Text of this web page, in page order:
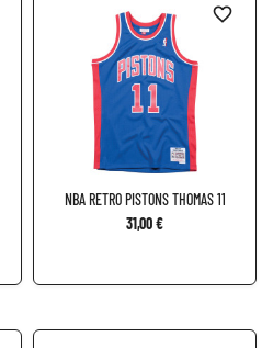
NBA RETRO PISTONS THOMAS 11
31,00 €
favorite_border